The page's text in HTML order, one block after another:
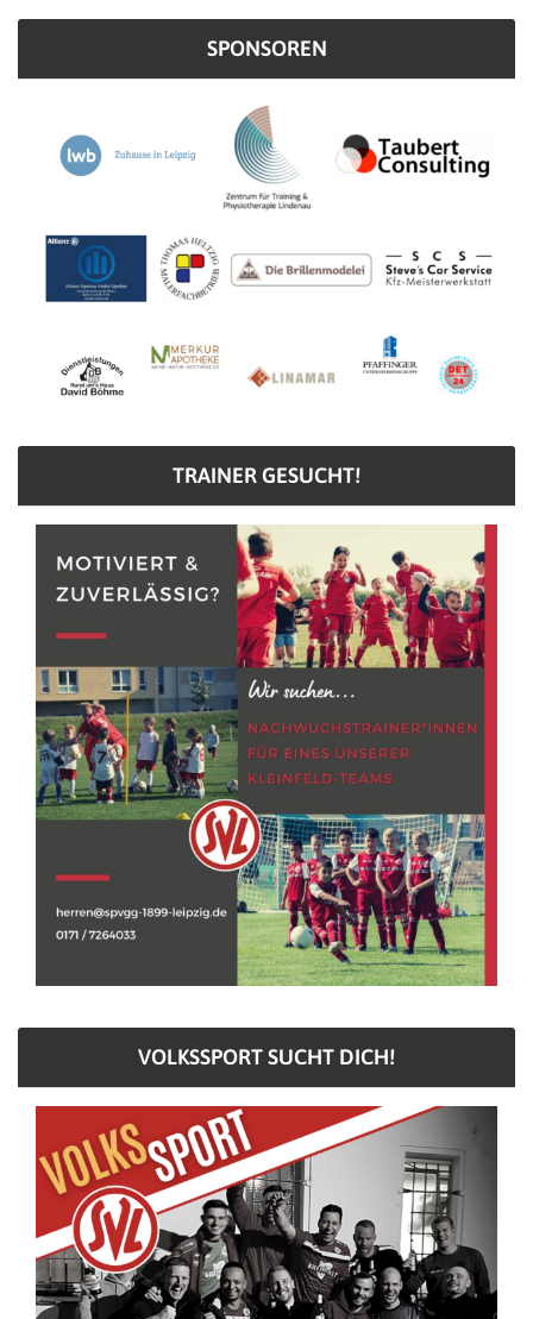
SPONSOREN
TRAINER GESUCHT!
VOLKSSPORT SUCHT DICH!